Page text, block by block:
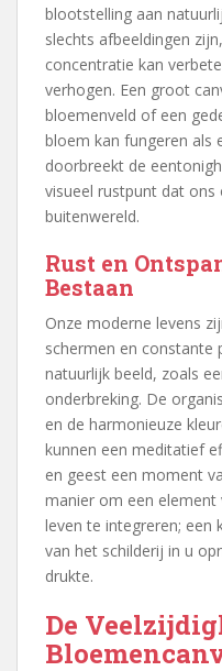
blootstelling aan
slechts afbeeldingen
concentratie kan
verhogen. Een groot
bloemenveld of een
bloem kan fungeren als
doorbreekt de
visueel rustpunt dat
buitenwereld.
Rust en
Bestaan
Onze moderne levens
schermen en constante
natuurlijk beeld, zoals
onderbreking. De
en de harmonieuze
kunnen een meditatief
en geest een moment
manier om een element
leven te integreren; een
van het schilderij in u
drukte.
De